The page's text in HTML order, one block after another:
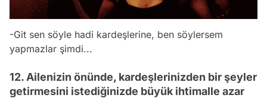
-Git sen söyle hadi kardeşlerine, ben söylersem
yapmazlar şimdi...
12. Ailenizin önünde, kardeşlerinizden bir şeyler
getirmesini istediğinizde büyük ihtimalle azar